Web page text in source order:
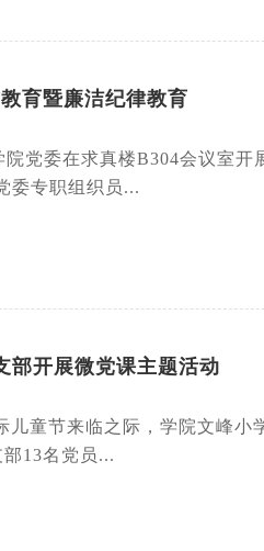
育暨廉洁纪律教育
党委在求真楼B304会议室
委专职组织员...
开展微党课主题活动
童节来临之际，学院文峰
13名党员...